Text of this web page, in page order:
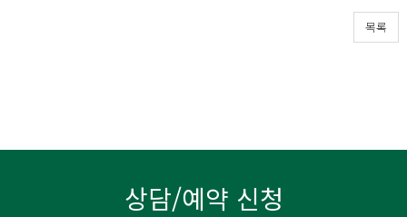
목록
상담/예약 신청